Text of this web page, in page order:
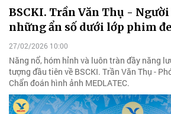
BSCKI. Trần Văn Thụ - Người
những ẩn số dưới lớp phim
27/02/2026 10:00
Năng nổ, hóm hỉnh và luôn tràn đầy năng
tượng đầu tiên về BSCKI. Trần Văn Thụ -
Chẩn đoán hình ảnh MEDLATEC.